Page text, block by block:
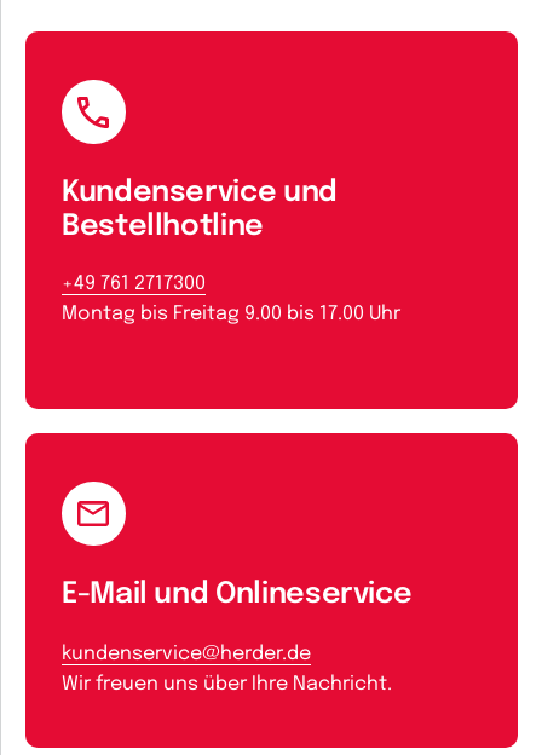
Kundenservice und
Bestellhotline
+49 761 2717300
Montag bis Freitag 9.00 bis 17.00 Uhr
E-Mail und Onlineservice
kundenservice@herder.de
Wir freuen uns über Ihre Nachricht.